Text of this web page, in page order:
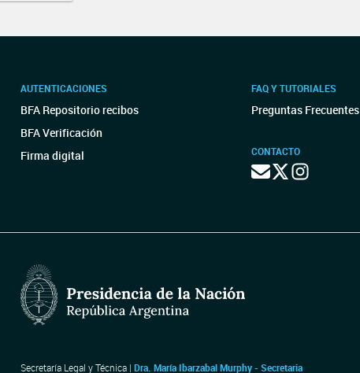
AUTENTICACIONES
BFA Repositorio recibos
BFA Verificación
Firma digital
FAQ Y TUTORIALES
Preguntas Frecuentes
CONTACTO
Secretaría Legal y Técnica | Dra. María Ibarzabal Murphy - Secretaria